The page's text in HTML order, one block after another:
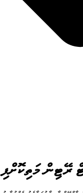
ރޭޓިން މަތިކޮށްފި